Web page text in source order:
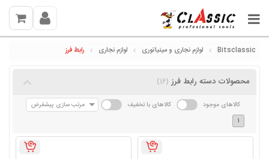
Bitsclassic لوازم نجاری و مینیاتوری لوازم نجاری رابط فرز
محصولات دسته رابط فرز (16)
کالاهای موجود کالاهای با تخفیف
مرتب سازی پیشفرض
1